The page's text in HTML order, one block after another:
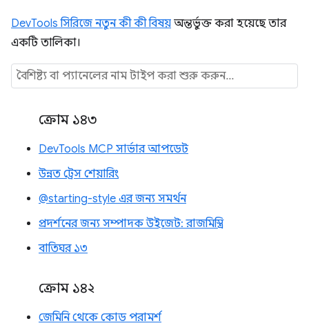
DevTools সিরিজে নতুন কী কী বিষয় অন্তর্ভুক্ত করা হয়েছে তার
একটি তালিকা।
ক্রোম ১৪৩
DevTools MCP সার্ভার আপডেট
উন্নত ট্রেস শেয়ারিং
@starting-style এর জন্য সমর্থন
প্রদর্শনের জন্য সম্পাদক উইজেট: রাজমিস্ত্রি
বাতিঘর ১৩
ক্রোম ১৪২
জেমিনি থেকে কোড পরামর্শ